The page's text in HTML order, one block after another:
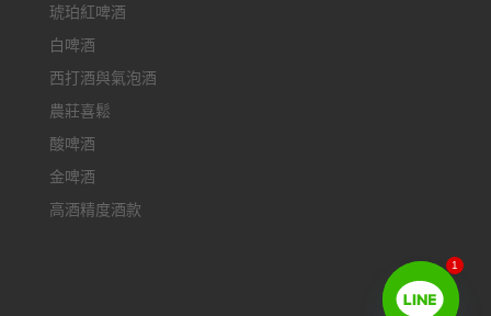
琥珀紅啤酒
白啤酒
西打酒與氣泡酒
農莊喜鬆
酸啤酒
金啤酒
高酒精度酒款
1